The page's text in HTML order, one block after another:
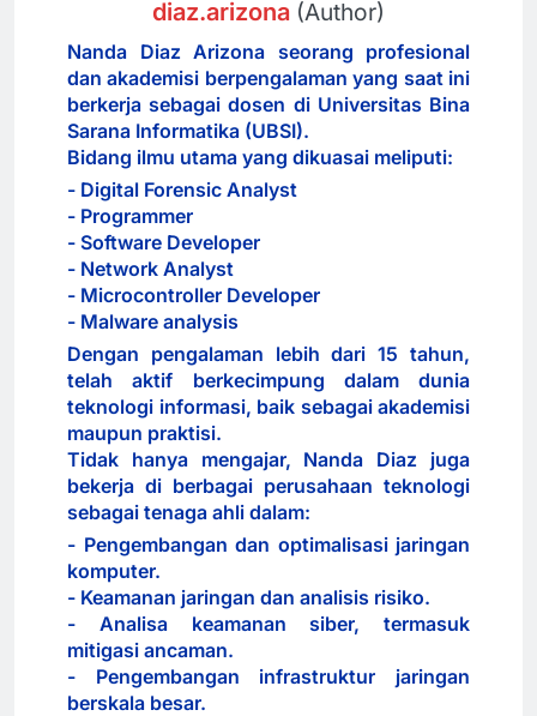
diaz.arizona (Author)
Nanda Diaz Arizona seorang profesional
dan akademisi berpengalaman yang saat ini
berkerja sebagai dosen di Universitas Bina
Sarana Informatika (UBSI).
Bidang ilmu utama yang dikuasai meliputi:
- Digital Forensic Analyst
- Programmer
- Software Developer
- Network Analyst
- Microcontroller Developer
- Malware analysis
Dengan pengalaman lebih dari 15 tahun,
telah aktif berkecimpung dalam dunia
teknologi informasi, baik sebagai akademisi
maupun praktisi.
Tidak hanya mengajar, Nanda Diaz juga
bekerja di berbagai perusahaan teknologi
sebagai tenaga ahli dalam:
- Pengembangan dan optimalisasi jaringan
komputer.
- Keamanan jaringan dan analisis risiko.
- Analisa keamanan siber, termasuk
mitigasi ancaman.
- Pengembangan infrastruktur jaringan
berskala besar.